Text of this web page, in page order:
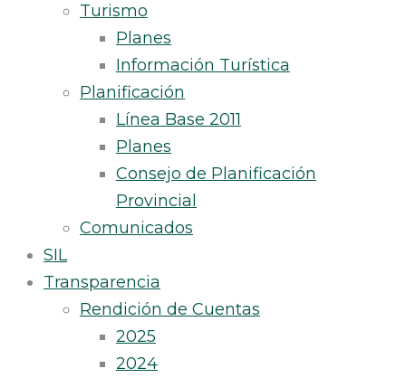
Turismo
Planes
Información Turística
Planificación
Línea Base 2011
Planes
Consejo de Planificación
Provincial
Comunicados
SIL
Transparencia
Rendición de Cuentas
2025
2024